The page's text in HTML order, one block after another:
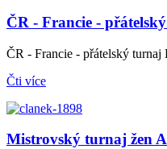
ČR - Francie -
ČR - Francie - přátelský turnaj
Čti více
Mistrovský turnaj žen